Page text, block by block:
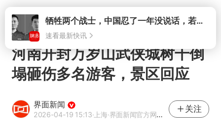
打开牺牲两个战士，中国忍了一年没说话，若菲律宾死了人，他会开战吗
速看最新快讯
河南开封万岁山武侠城树干倒
塌砸伤多名游客，景区回应
界面新闻
2026-04-19 15:13·上海·界面新闻官方网易号
关注